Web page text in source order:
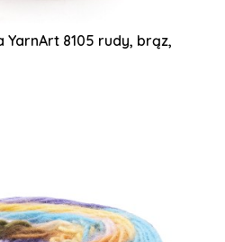
YarnArt 8105 rudy, brąz,